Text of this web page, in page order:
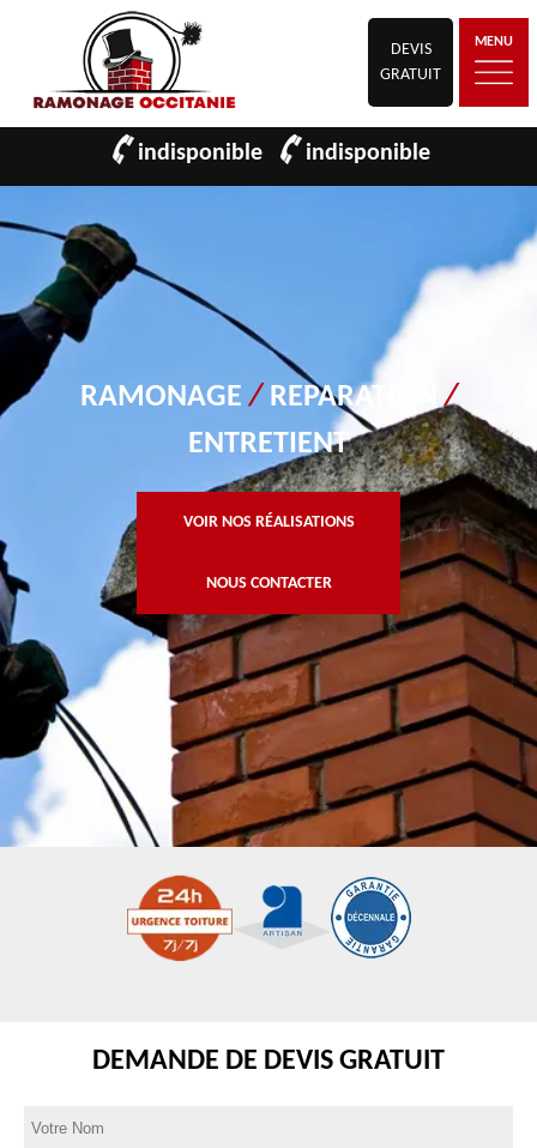
DEVIS
GRATUIT
MENU
indisponible indisponible
RAMONAGE/ REPARATION/
ENTRETIENT
VOIR NOS RÉALISATIONS
NOUS CONTACTER
DEMANDE DE DEVIS GRATUIT